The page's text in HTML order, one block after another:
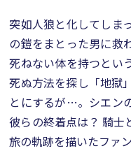
突如人狼と化してしま
の鎧をまとった男に救
死ねない体を持つとい
死ぬ方法を探し「地獄
とにするが…。シエン
彼らの終着点は？ 騎士
旅の軌跡を描いたファ